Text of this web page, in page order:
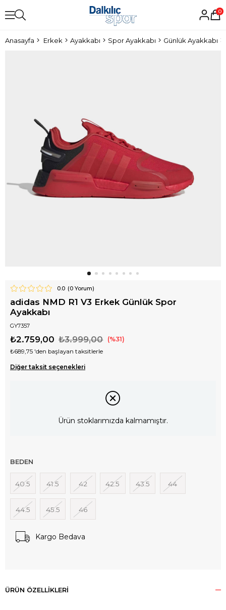
0
Anasayfa Erkek Ayakkabı Spor Ayakkabı Günlük Ayakkabı
0.0 (0Yorum)
adidas NMD R1 V3 Erkek Günlük Spor
Ayakkabı
GY7357
₺3.999,00
₺2.759,00 31
₺689,75 'den başlayan taksitlerle
Diğer taksit seçenekleri
Ürün stoklarımızda kalmamıştır.
BEDEN
40.5 41.5 42 42.5 43.5 44
44.5 45.5 46
Kargo Bedava
ÜRÜN ÖZELLIKLERI